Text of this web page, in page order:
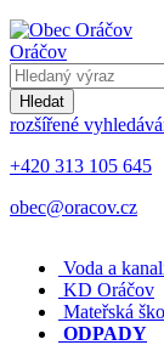
Oráčov
Hledat
rozšířené
+420 313 105 645
obec@oracov.cz
Voda a
KD Oráčov
Mateřská
ODPADY